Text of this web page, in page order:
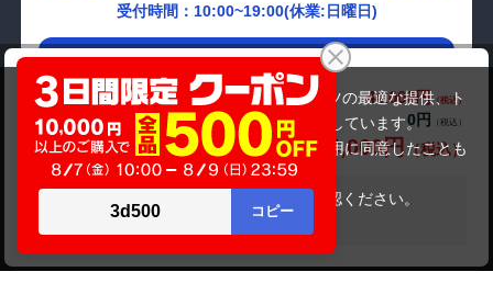
商品価格(税込) 44,000円
オプション小計価格(税込)
0円
商品合計価格(税込)
44,000円
在庫がありません
受付時間：10:00~19:00(休業:日曜日)
メールでの
お問い合わせはこちら
当サイトでは利用体験の向上およびコンテンツの最適な提供、ト
ラフィックの分析を目的としてCookieを使用しています。
サイトの閲覧を継続された場合、Cookieの利用に同意したことも
のといたします。
をご確認ください。
承諾する